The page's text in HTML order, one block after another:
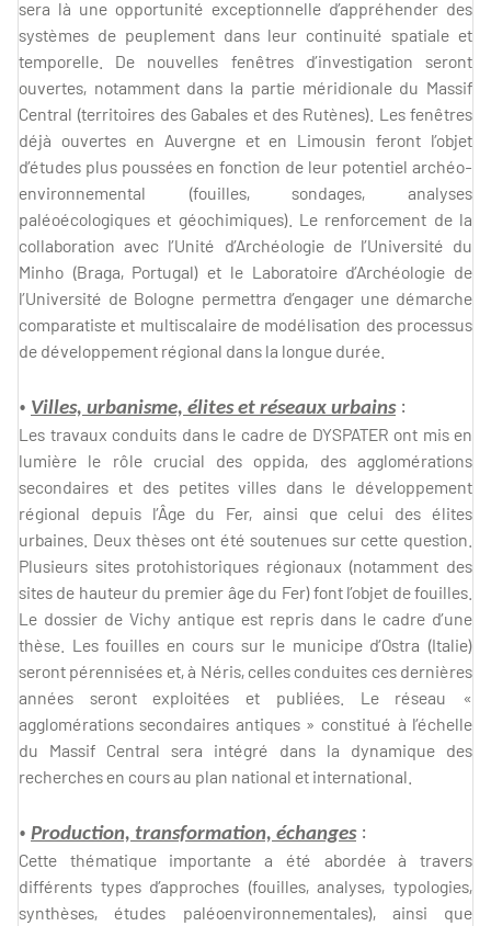
sera là une opportunité exceptionnelle d’appréhender des
systèmes de peuplement dans leur continuité spatiale et
temporelle. De nouvelles fenêtres d’investigation seront
ouvertes, notamment dans la partie méridionale du Massif
Central (territoires des Gabales et des Rutènes). Les fenêtres
déjà ouvertes en Auvergne et en Limousin feront l’objet
d’études plus poussées en fonction de leur potentiel archéo-
environnemental (fouilles, sondages, analyses
paléoécologiques et géochimiques). Le renforcement de la
collaboration avec l’Unité d’Archéologie de l’Université du
Minho (Braga, Portugal) et le Laboratoire d’Archéologie de
l’Université de Bologne permettra d’engager une démarche
comparatiste et multiscalaire de modélisation des processus
de développement régional dans la longue durée.
• Villes, urbanisme, élites et réseaux urbains :
Les travaux conduits dans le cadre de DYSPATER ont mis en
lumière le rôle crucial des oppida, des agglomérations
secondaires et des petites villes dans le développement
régional depuis l’Âge du Fer, ainsi que celui des élites
urbaines. Deux thèses ont été soutenues sur cette question.
Plusieurs sites protohistoriques régionaux (notamment des
sites de hauteur du premier âge du Fer) font l’objet de fouilles.
Le dossier de Vichy antique est repris dans le cadre d’une
thèse. Les fouilles en cours sur le municipe d’Ostra (Italie)
seront pérennisées et, à Néris, celles conduites ces dernières
années seront exploitées et publiées. Le réseau «
agglomérations secondaires antiques » constitué à l’échelle
du Massif Central sera intégré dans la dynamique des
recherches en cours au plan national et international.
• Production, transformation, échanges:
Cette thématique importante a été abordée à travers
différents types d’approches (fouilles, analyses, typologies,
synthèses, études paléoenvironnementales), ainsi que